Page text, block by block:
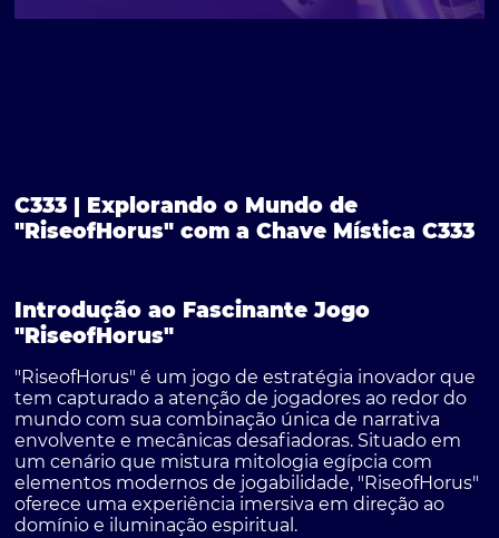
C333 | Explorando o Mundo de
"RiseofHorus" com a Chave Mística C333
Introdução ao Fascinante Jogo
"RiseofHorus"
"RiseofHorus" é um jogo de estratégia inovador que
tem capturado a atenção de jogadores ao redor do
mundo com sua combinação única de narrativa
envolvente e mecânicas desafiadoras. Situado em
um cenário que mistura mitologia egípcia com
elementos modernos de jogabilidade, "RiseofHorus"
oferece uma experiência imersiva em direção ao
domínio e iluminação espiritual.